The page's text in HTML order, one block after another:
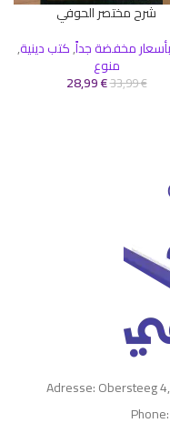
شرح مختصر الحوفي
مخفضة جداً,كتب دينية,
منوع
33,99€
28,99€
Adresse: Obersteeg